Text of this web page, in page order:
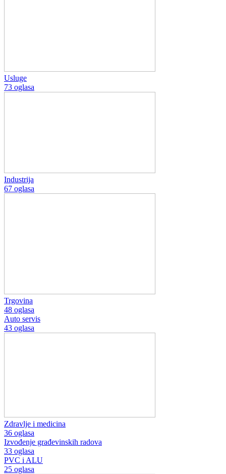
Usluge
73 oglasa
Industrija
67 oglasa
Trgovina
48 oglasa
Auto servis
43 oglasa
Zdravlje i medicina
36 oglasa
Izvođenje građevinskih radova
33 oglasa
PVC i ALU
25 oglasa